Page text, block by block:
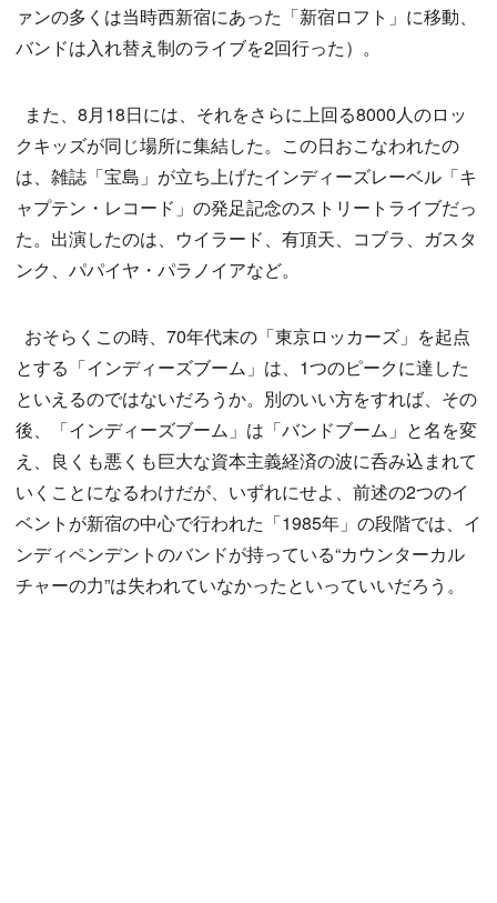
ァンの多くは当時西新宿にあった「新宿ロフト」に移動、
バンドは入れ替え制のライブを2回行った）。
また、8月18日には、それをさらに上回る8000人のロッ
クキッズが同じ場所に集結した。この日おこなわれたの
は、雑誌「宝島」が立ち上げたインディーズレーベル「キ
ャプテン・レコード」の発足記念のストリートライブだっ
た。出演したのは、ウイラード、有頂天、コブラ、ガスタ
ンク、パパイヤ・パラノイアなど。
おそらくこの時、70年代末の「東京ロッカーズ」を起点
とする「インディーズブーム」は、1つのピークに達した
といえるのではないだろうか。別のいい方をすれば、その
後、「インディーズブーム」は「バンドブーム」と名を変
え、良くも悪くも巨大な資本主義経済の波に呑み込まれて
いくことになるわけだが、いずれにせよ、前述の2つのイ
ベントが新宿の中心で行われた「1985年」の段階では、イ
ンディペンデントのバンドが持っている“カウンターカル
チャーの力”は失われていなかったといっていいだろう。